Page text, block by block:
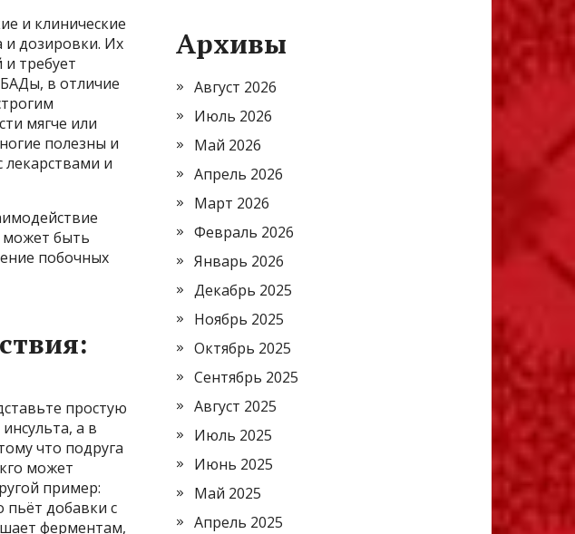
и клинические
и дозировки. Их
требует
в отличие
мягче или
полезны и
и
быть
побочных
простую
а в
что подруга
может
пример:
пьёт добавки с
ферментам,
Архивы
Август 2026
Июль 2026
Май 2026
Апрель 2026
Март 2026
Февраль 2026
Январь 2026
Декабрь 2025
Ноябрь 2025
Октябрь 2025
Сентябрь 2025
Август 2025
Июль 2025
Июнь 2025
Май 2025
Апрель 2025